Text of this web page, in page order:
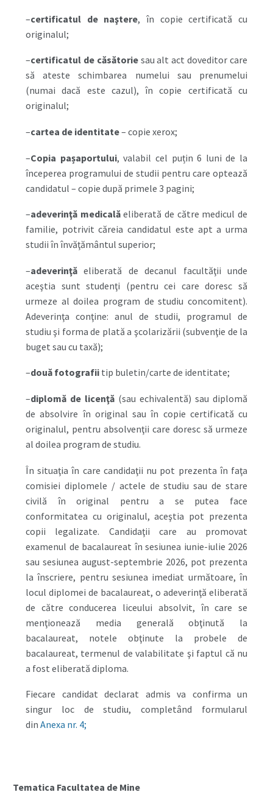
–certificatul de naştere, în copie certificată cu
originalul;
–certificatul de căsătoriesau alt act doveditor care
să ateste schimbarea numelui sau prenumelui
(numai dacă este cazul), în copie certificată cu
originalul;
–cartea de identitate– copie xerox;
–Copia pașaportului, valabil cel puțin 6 luni de la
începerea programului de studii pentru care optează
candidatul – copie după primele 3 pagini;
–adeverinţă medicalăeliberată de către medicul de
familie, potrivit căreia candidatul este apt a urma
studii în învăţământul superior;
–adeverinţă eliberată de decanul facultăţii unde
aceştia sunt studenţi (pentru cei care doresc să
urmeze al doilea program de studiu concomitent).
Adeverinţa conţine: anul de studii, programul de
studiu şi forma de plată a şcolarizării (subvenţie de la
buget sau cu taxă);
–două fotografii tip buletin/carte de identitate;
–diplomă de licenţă (sau echivalentă) sau diplomă
de absolvire în original sau în copie certificată cu
originalul, pentru absolvenţii care doresc să urmeze
al doilea program de studiu.
În situaţia în care candidaţii nu pot prezenta în faţa
comisiei diplomele / actele de studiu sau de stare
civilă în original pentru a se putea face
conformitatea cu originalul, aceştia pot prezenta
copii legalizate. Candidaţii care au promovat
examenul de bacalaureat în sesiunea iunie-iulie 2026
sau sesiunea august-septembrie 2026, pot prezenta
la înscriere, pentru sesiunea imediat următoare, în
locul diplomei de bacalaureat, o adeverinţă eliberată
de către conducerea liceului absolvit, în care se
menţionează media generală obţinută la
bacalaureat, notele obţinute la probele de
bacalaureat, termenul de valabilitate şi faptul că nu
a fost eliberată diploma.
Fiecare candidat declarat admis va confirma un
singur loc de studiu, completând formularul
din Anexa nr. 4;
Tematica Facultatea de Mine